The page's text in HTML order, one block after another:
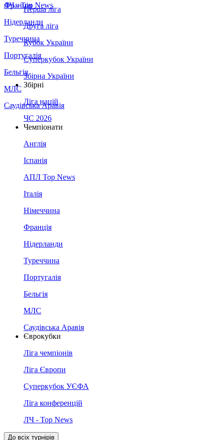
Франція
Нідерланди
Туреччина
Португалія
Бельгія
МЛС
Саудівська Аравія
ЛЧ - Top News
Перша ліга
Друга ліга
Кубок України
Суперкубок України
Збірна України
Збірні
Ліга націй
ЧС 2026
Чемпіонати
Англія
Іспанія
АПЛ Top News
Італія
Німеччина
Франція
Нідерланди
Туреччина
Португалія
Бельгія
МЛС
Саудівська Аравія
Єврокубки
Ліга чемпіонів
Ліга Європи
Суперкубок УЄФА
Ліга конференцій
ЛЧ - Top News
До всіх турнірів